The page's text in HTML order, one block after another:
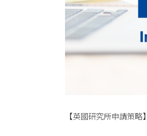
【英國研究所申請策略】